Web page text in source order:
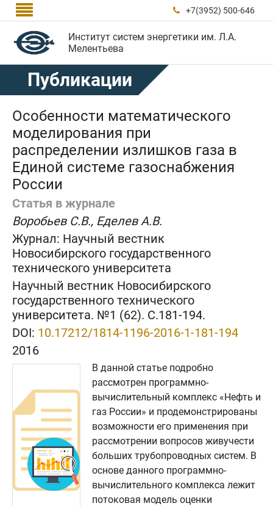
  +7(3952) 500-646
Институт систем энергетики им. Л.А.
Мелентьева
Публикации
Особенности математического
моделирования при
распределении излишков газа в
Единой системе газоснабжения
России
Статья в журнале
Воробьев С.В., Еделев А.В.
Журнал: Научный вестник
Новосибирского государственного
технического университета
Научный вестник Новосибирского
государственного технического
университета. №1 (62). C.181-194.
DOI: 10.17212/1814-1196-2016-1-181-194
2016
В данной статье подробно
рассмотрен программно-
вычислительный комплекс «Нефть и
газ России» и продемонстрированы
возможности его применения при
рассмотрении вопросов живучести
больших трубопроводных систем. В
основе данного программно-
вычислительного комплекса лежит
потоковая модель оценки